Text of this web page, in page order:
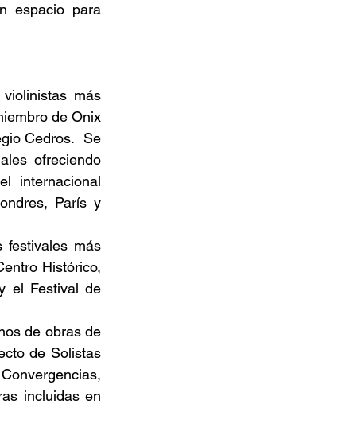
espacio para
más
de Onix
Cedros.  Se
ofreciendo
internacional
París y
festivales más
Histórico,
el Festival de
de obras de
de Solistas
incluidas en